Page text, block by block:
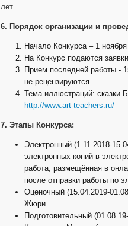
лет.
6. Порядок организации и
Начало Конкурса – 1 ноября
На Конкурс подаются
Прием последней работы -
не рецензируются.
Тема иллюстраций: сказки
http://www.art-teachers.ru/
7. Этапы Конкурса:
Электронный (1.11.2018-
электронных копий в
работа, размещённая в
после отправки работы по
Оценочный (15.04.2019-
Жюри.
Подготовительный